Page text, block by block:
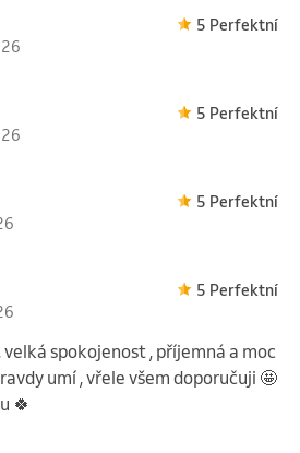
5 Perfektní
5 Perfektní
5 Perfektní
5 Perfektní
spokojenost , příjemná a moc
umí , vřele všem doporučuji 🤩
🍀